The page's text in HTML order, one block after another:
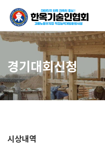
경기대회신청
시상내역